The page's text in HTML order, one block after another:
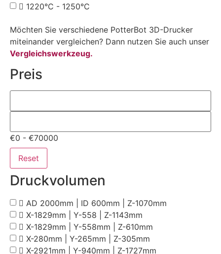
1220°C - 1250°C
Möchten Sie verschiedene PotterBot 3D-Drucker
miteinander vergleichen? Dann nutzen Sie auch unser
Vergleichswerkzeug.
Preis
€0 - €70000
Reset
Druckvolumen
AD 2000mm | ID 600mm | Z-1070mm
X-1829mm | Y-558 | Z-1143mm
X-1829mm | Y-558mm | Z-610mm
X-280mm | Y-265mm | Z-305mm
X-2921mm | Y-940mm | Z-1727mm